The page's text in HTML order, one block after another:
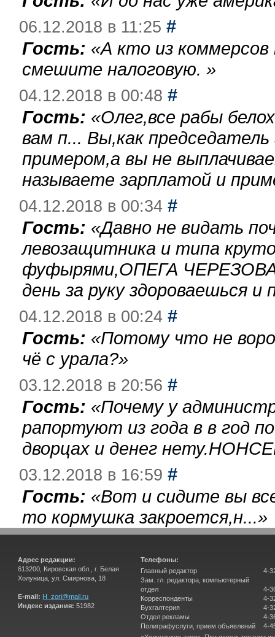
06.12.2018 в 11:25 #
Гость: «А кто из
смешите налоговую. »
04.12.2018 в 00:48 #
Гость: «Олег,все рабы
вам п... Вы,как
примером,а вы не
называете зарплатой и
04.12.2018 в 00:34 #
Гость: «Давно не видать
левозащитника и типа
фуфырями,ОПЕГА
день за руку здороваешься
04.12.2018 в 00:24 #
Гость: «Потому что не
чё с урала?»
03.12.2018 в 20:56 #
Гость: «Почему у
рапортуют из года в в год
дворцах и денег
03.12.2018 в 16:59 #
Гость: «Вот и сидите вы
то кормушка закроется,н...»
Адрес редакции:
613200, Кировская обл., г. Белая
Холуница, ул. Смирнова, 18
E-mail: H_zori@mail.ru
Индекс издания: 51982
Телефоны:
Главный редактор
Зам. гл. редактора, компьютерный
отдел
Корреспонденты
Бухгалтерия
Отдел рекламы
Полиграфуслуги, прием объявлений
4-
4-
4-
4-
4-
4-